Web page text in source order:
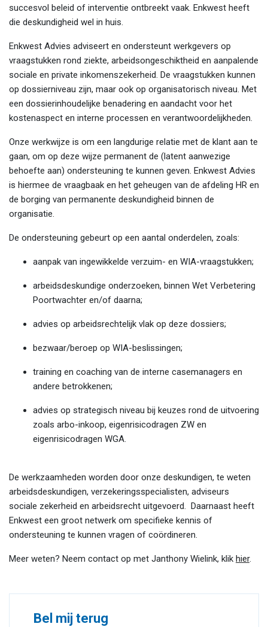
succesvol beleid of interventie ontbreekt vaak. Enkwest heeft
die deskundigheid wel in huis.
Enkwest Advies adviseert en ondersteunt werkgevers op
vraagstukken rond ziekte, arbeidsongeschiktheid en aanpalende
sociale en private inkomenszekerheid. De vraagstukken kunnen
op dossierniveau zijn, maar ook op organisatorisch niveau. Met
een dossierinhoudelijke benadering en aandacht voor het
kostenaspect en interne processen en verantwoordelijkheden.
Onze werkwijze is om een langdurige relatie met de klant aan te
gaan, om op deze wijze permanent de (latent aanwezige
behoefte aan) ondersteuning te kunnen geven. Enkwest Advies
is hiermee de vraagbaak en het geheugen van de afdeling HR en
de borging van permanente deskundigheid binnen de
organisatie.
De ondersteuning gebeurt op een aantal onderdelen, zoals:
aanpak van ingewikkelde verzuim- en WIA-vraagstukken;
arbeidsdeskundige onderzoeken, binnen Wet Verbetering
Poortwachter en/of daarna;
advies op arbeidsrechtelijk vlak op deze dossiers;
bezwaar/beroep op WIA-beslissingen;
training en coaching van de interne casemanagers en
andere betrokkenen;
advies op strategisch niveau bij keuzes rond de uitvoering
zoals arbo-inkoop, eigenrisicodragen ZW en
eigenrisicodragen WGA.
De werkzaamheden worden door onze deskundigen, te weten
arbeidsdeskundigen, verzekeringsspecialisten, adviseurs
sociale zekerheid en arbeidsrecht uitgevoerd. Daarnaast heeft
Enkwest een groot netwerk om specifieke kennis of
ondersteuning te kunnen vragen of coördineren.
Meer weten? Neem contact op met Janthony Wielink, klik hier.
Bel mij terug